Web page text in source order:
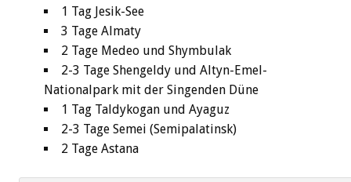
1 Tag Jesik-See
3 Tage Almaty
2 Tage Medeo und Shymbulak
2-3 Tage Shengeldy und Altyn-Emel-
Nationalpark mit der Singenden Düne
1 Tag Taldykogan und Ayaguz
2-3 Tage Semei (Semipalatinsk)
2 Tage Astana